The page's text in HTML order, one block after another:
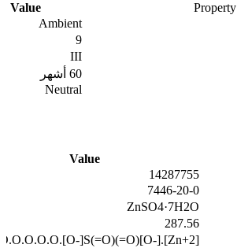
Property
Value
Ambient
9
III
60 أشهر
Neutral
Value
14287755
7446-20-0
ZnSO4·7H2O
287.56
]S(=O)(=O)[O-].[Zn+2]